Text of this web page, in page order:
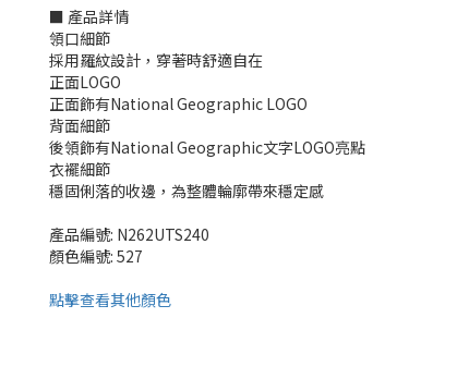
■ 產品詳情
領口細節
採用羅紋設計，穿著時舒適自在
正面LOGO
正面飾有National Geographic LOGO
背面細節
後領飾有National Geographic文字LOGO亮點
衣襬細節
穩固俐落的收邊，為整體輪廓帶來穩定感
產品編號: N262UTS240
顏色編號: 527
點擊查看其他顏色